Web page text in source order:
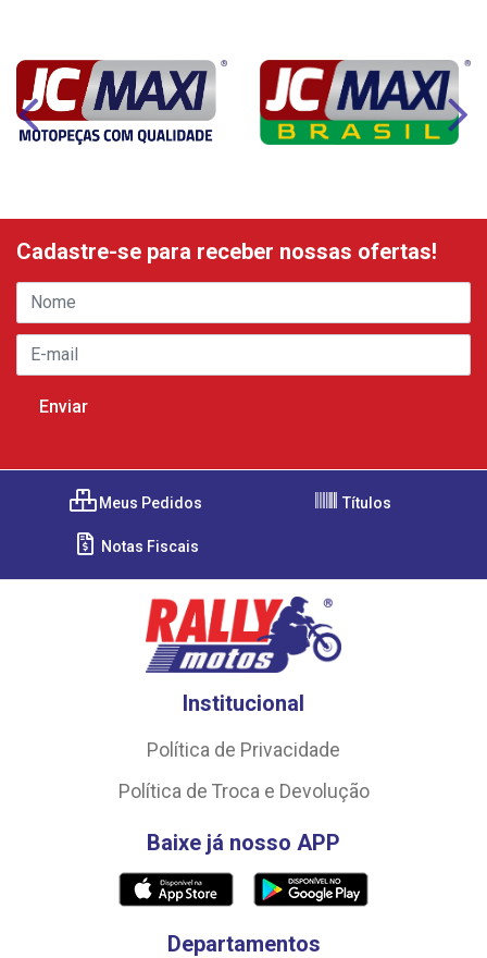
Cadastre-se para receber nossas ofertas!
Meus Pedidos Títulos
Notas Fiscais
Institucional
Política de Privacidade
Política de Troca e Devolução
Baixe já nosso APP
Departamentos